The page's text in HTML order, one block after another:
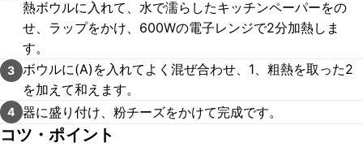
熱ボウルに入れて、水で濡らしたキッチンペーパーをの
せ、ラップをかけ、600Wの電子レンジで2分加熱しま
す。
3 ボウルに(A)を入れてよく混ぜ合わせ、1、粗熱を取った2
を加えて和えます。
4 器に盛り付け、粉チーズをかけて完成です。
コツ・ポイント